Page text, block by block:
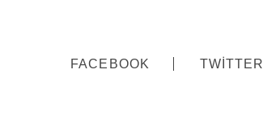
FACEBOOK TWITTER